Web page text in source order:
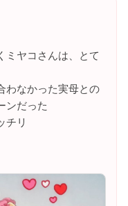
ミヤコさんは、とて
わなかった実母との
ンだった
チリ